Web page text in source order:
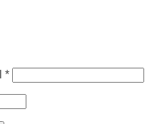
*Bắt
buộc